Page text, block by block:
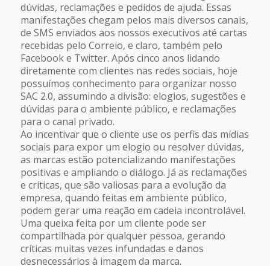
dúvidas, reclamações e pedidos de ajuda. Essas
manifestações chegam pelos mais diversos canais,
de SMS enviados aos nossos executivos até cartas
recebidas pelo Correio, e claro, também pelo
Facebook e Twitter. Após cinco anos lidando
diretamente com clientes nas redes sociais, hoje
possuímos conhecimento para organizar nosso
SAC 2.0, assumindo a divisão: elogios, sugestões e
dúvidas para o ambiente público, e reclamações
para o canal privado.
Ao incentivar que o cliente use os perfis das mídias
sociais para expor um elogio ou resolver dúvidas,
as marcas estão potencializando manifestações
positivas e ampliando o diálogo. Já as reclamações
e críticas, que são valiosas para a evolução da
empresa, quando feitas em ambiente público,
podem gerar uma reação em cadeia incontrolável.
Uma queixa feita por um cliente pode ser
compartilhada por qualquer pessoa, gerando
críticas muitas vezes infundadas e danos
desnecessários à imagem da marca.